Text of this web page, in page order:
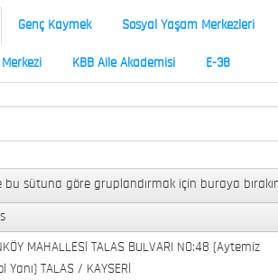
Genç Kaymek Sosyal Yaşam Merkezleri
KBB Aile Akademisi E-38
bu sütuna göre gruplandırmak için buraya
MAHALLESİ TALAS BULVARI NO:48 (Aytemiz
Yanı) TALAS / KAYSERİ